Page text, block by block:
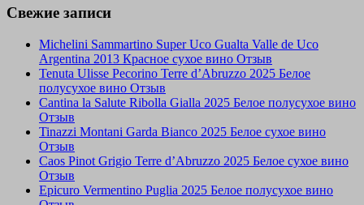
Свежие записи
Michelini Sammartino Super Uco Gualta Valle de Uco
Argentina 2013 Красное сухое вино Отзыв
Tenuta Ulisse Pecorino Terre d’Abruzzo 2025 Белое
полусухое вино Отзыв
Cantina la Salute Ribolla Gialla 2025 Белое полусухое вино
Отзыв
Tinazzi Montani Garda Bianco 2025 Белое сухое вино
Отзыв
Caos Pinot Grigio Terre d’Abruzzo 2025 Белое сухое вино
Отзыв
Epicuro Vermentino Puglia 2025 Белое полусухое вино